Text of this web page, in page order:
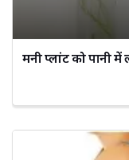
मनी प्लांट को पानी में